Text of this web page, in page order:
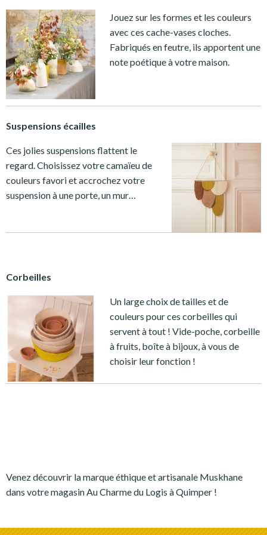
Jouez sur les formes et les couleurs
avec ces cache-vases cloches.
Fabriqués en feutre, ils apportent une
note poétique à votre maison.
Suspensions écailles
Ces jolies suspensions flattent le
regard. Choisissez votre camaïeu de
couleurs favori et accrochez votre
suspension à une porte, un mur…
Corbeilles
Un large choix de tailles et de
couleurs pour ces corbeilles qui
servent à tout ! Vide-poche, corbeille
à fruits, boîte à bijoux, à vous de
choisir leur fonction !
Venez découvrir la marque éthique et artisanale Muskhane
dans votre magasin Au Charme du Logis à Quimper !